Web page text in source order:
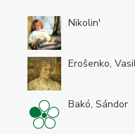
Nikolin'
Eroŝenko,
Bakó, Sándor